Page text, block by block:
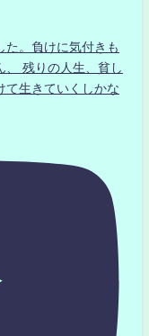
た。負けに気付きも
、 残りの人生、貧し
て生きていくしかな